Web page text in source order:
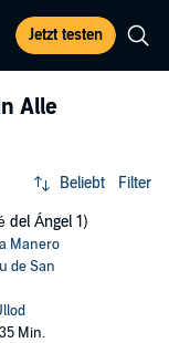
Jetzt testen
Alle
Beliebt Filter
del Ángel 1)
Manero
de San
Min.